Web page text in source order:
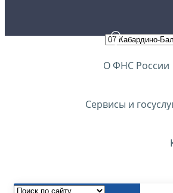
О ФНС России
Сервисы и